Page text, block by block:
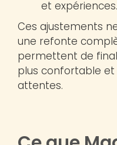
et expériences.
Ces ajustements
une refonte
permettent de
plus confortable et
attentes.